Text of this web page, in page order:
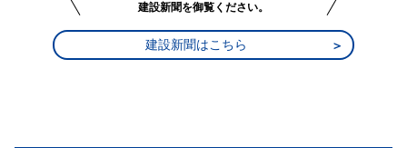
建設新聞を御覧ください。
建設新聞はこちら